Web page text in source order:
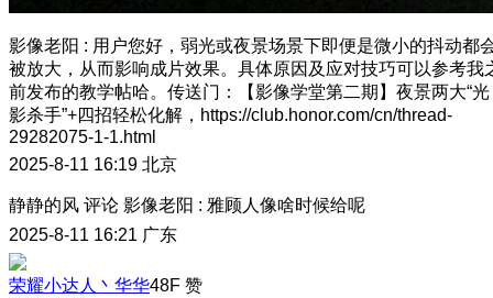
影像老阳 : 用户您好，弱光或夜景场景下即便是微小的抖动都
被放大，从而影响成片效果。具体原因及应对技巧可以参考我
前发布的教学帖哈。传送门：【影像学堂第二期】夜景两大“光
影杀手”+四招轻松化解，https://club.honor.com/cn/thread-
29282075-1-1.html
2025-8-11 16:19 北京
静静的风 评论 影像老阳 : 雅顾人像啥时候给呢
2025-8-11 16:21 广东
荣耀小达人丶华华48F 赞